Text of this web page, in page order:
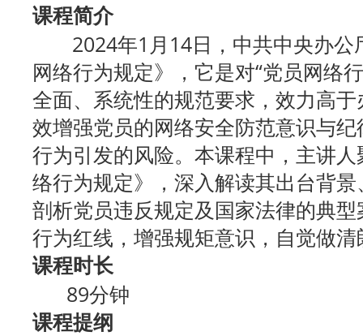
课程简介
2024年1月14日，中共中央办公
网络行为规定》，它是对“党员网络
全面、系统性的规范要求，效力高
效增强党员的网络安全防范意识与
行为引发的风险。本课程中，主讲
络行为规定》，深入解读其出台背
剖析党员违反规定及国家法律的典
行为红线，增强规矩意识，自觉做
课程时长
89分钟
课程提纲